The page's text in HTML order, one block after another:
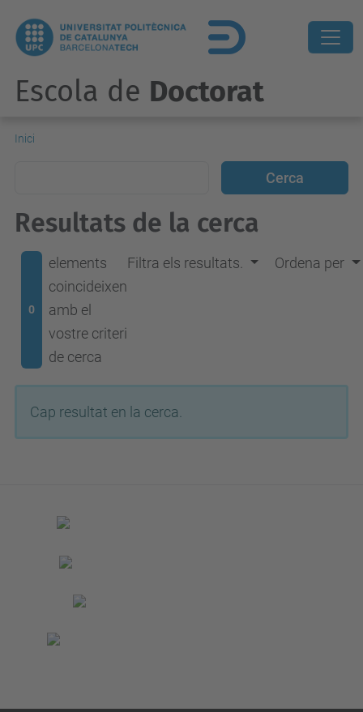
Escola de Doctorat
Inici
Resultats de la cerca
0
elements
coincideixen
amb el
vostre criteri
de cerca
Filtra els resultats. Ordena per
Cap resultat en la cerca.